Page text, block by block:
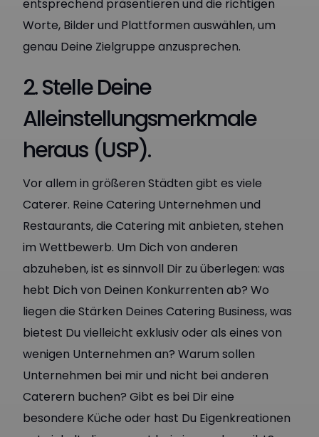
entsprechend präsentieren und die richtigen
Worte, Bilder und Plattformen auswählen, um
genau Deine Zielgruppe anzusprechen.
2. Stelle Deine
Alleinstellungsmerkmale
heraus (USP).
Vor allem in größeren Städten gibt es viele
Caterer. Reine Catering Unternehmen und
Restaurants, die Catering mit anbieten, stehen
im Wettbewerb. Um Dich von anderen
abzuheben, ist es sinnvoll Dir zu überlegen: was
hebt Dich von Deinen Konkurrenten ab? Wo
liegen die Stärken Deines Catering Business, was
bietest Du vielleicht exklusiv oder als eines von
wenigen Unternehmen an? Warum sollen
Unternehmen bei mir und nicht bei anderen
Caterern buchen? Gibt es bei Dir eine
besondere Küche oder hast Du Eigenkreationen